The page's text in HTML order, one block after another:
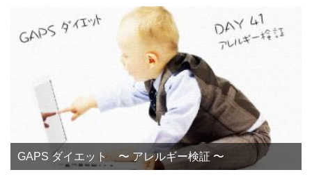
GAPS ダイエット 〜 アレルギー検証 〜